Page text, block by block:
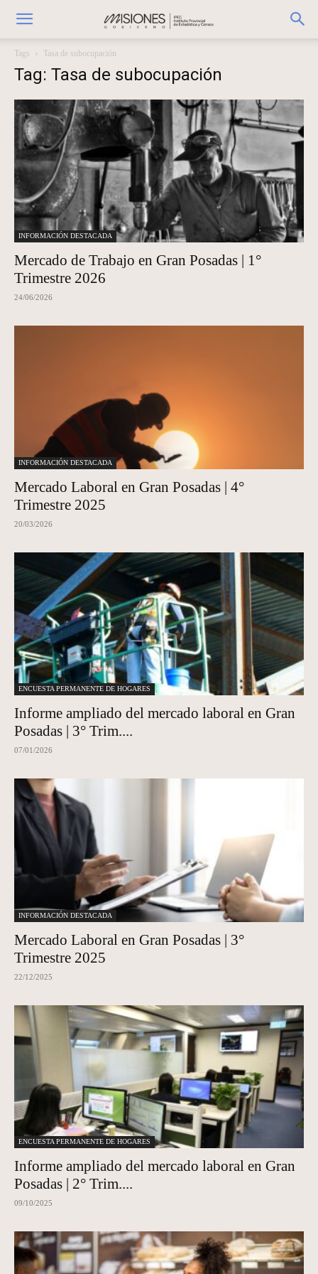
Tags Tasa de subocupación
Tag: Tasa de subocupación
INFORMACIÓN DESTACADA
Mercado de Trabajo en Gran Posadas | 1°
Trimestre 2026
24/06/2026
INFORMACIÓN DESTACADA
Mercado Laboral en Gran Posadas | 4°
Trimestre 2025
20/03/2026
ENCUESTA PERMANENTE DE HOGARES
Informe ampliado del mercado laboral en Gran
Posadas | 3° Trim....
07/01/2026
INFORMACIÓN DESTACADA
Mercado Laboral en Gran Posadas | 3°
Trimestre 2025
22/12/2025
ENCUESTA PERMANENTE DE HOGARES
Informe ampliado del mercado laboral en Gran
Posadas | 2° Trim....
09/10/2025